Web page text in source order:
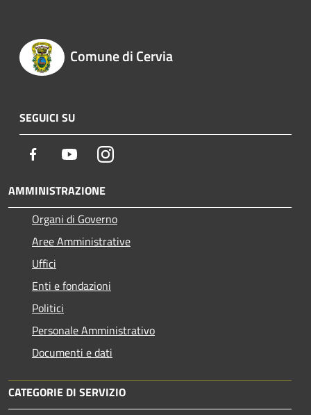
Comune di Cervia
SEGUICI SU
Facebook YoutubeInstagram
AMMINISTRAZIONE
Organi di Governo
Aree Amministrative
Uffici
Enti e fondazioni
Politici
Personale Amministrativo
Documenti e dati
CATEGORIE DI SERVIZIO